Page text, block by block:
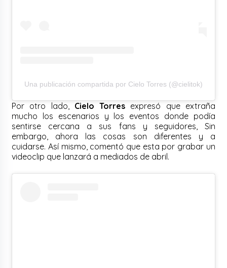
Una publicación compartida por Cielo Torres (@cielitok)
Por otro lado, Cielo Torres expresó que extraña
mucho los escenarios y los eventos donde podía
sentirse cercana a sus fans y seguidores, Sin
embargo, ahora las cosas son diferentes y a
cuidarse. Así mismo, comentó que esta por grabar un
videoclip que lanzará a mediados de abril.